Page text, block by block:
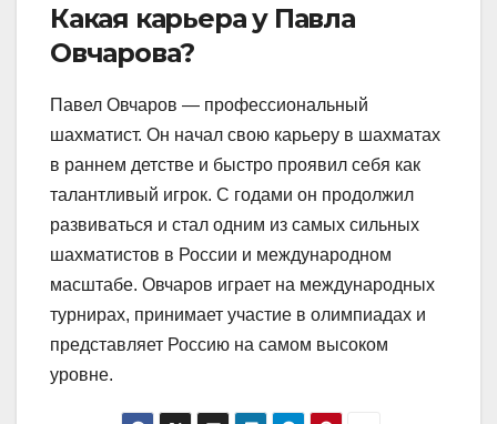
Какая карьера у Павла
Овчарова?
Павел Овчаров — профессиональный
шахматист. Он начал свою карьеру в шахматах
в раннем детстве и быстро проявил себя как
талантливый игрок. С годами он продолжил
развиваться и стал одним из самых сильных
шахматистов в России и международном
масштабе. Овчаров играет на международных
турнирах, принимает участие в олимпиадах и
представляет Россию на самом высоком
уровне.